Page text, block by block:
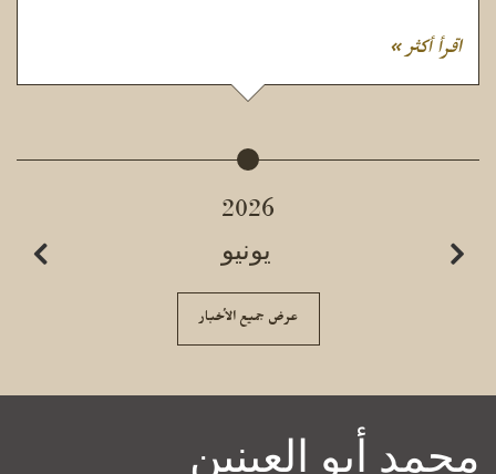
اقرأ أكثر »
2026
يونيو
عرض جميع الأخبار
محمد أبو العينين